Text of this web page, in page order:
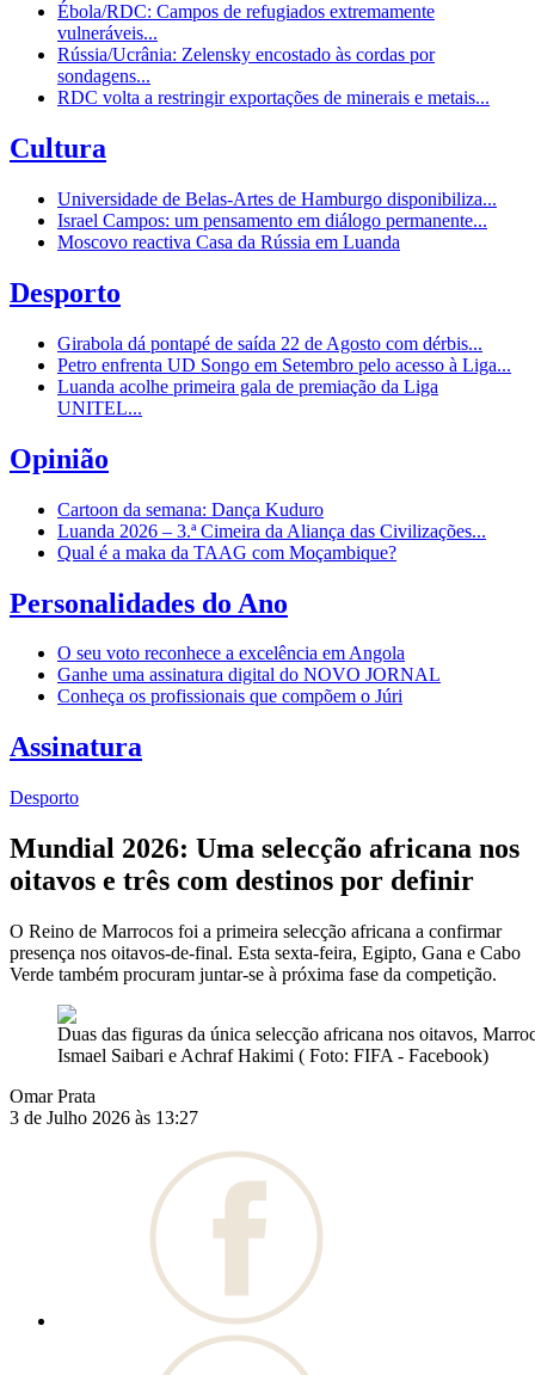
Ébola/RDC: Campos de refugiados extremamente
vulneráveis...
Rússia/Ucrânia: Zelensky encostado às cordas por
sondagens...
RDC volta a restringir exportações de minerais e metais...
Cultura
Universidade de Belas-Artes de Hamburgo disponibiliza...
Israel Campos: um pensamento em diálogo permanente...
Moscovo reactiva Casa da Rússia em Luanda
Desporto
Girabola dá pontapé de saída 22 de Agosto com dérbis...
Petro enfrenta UD Songo em Setembro pelo acesso à Liga...
Luanda acolhe primeira gala de premiação da Liga
UNITEL...
Opinião
Cartoon da semana: Dança Kuduro
Luanda 2026 – 3.ª Cimeira da Aliança das Civilizações...
Qual é a maka da TAAG com Moçambique?
Personalidades do Ano
O seu voto reconhece a excelência em Angola
Ganhe uma assinatura digital do NOVO JORNAL
Conheça os profissionais que compõem o Júri
Assinatura
Desporto
Mundial 2026: Uma selecção africana nos
oitavos e três com destinos por definir
O Reino de Marrocos foi a primeira selecção africana a confirmar
presença nos oitavos-de-final. Esta sexta-feira, Egipto, Gana e Cabo
Verde também procuram juntar-se à próxima fase da competição.
Duas das figuras da única selecção africana nos oitavos,
Ismael Saibari e Achraf Hakimi ( Foto: FIFA - Facebook)
Omar Prata
3 de Julho 2026 às 13:27